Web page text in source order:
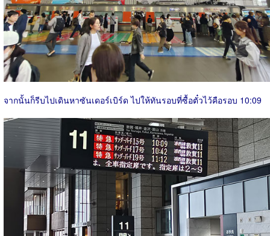
จากนั้นก็รีบไปเดินหาซันเดอร์เบิร์ด ไปให้ทันรอบที่ซื้อตั๋วไว้คือรอบ 10:09